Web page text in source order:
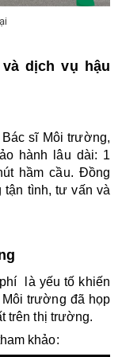
dịch vụ hậu
sĩ Môi trường,
hành lâu dài: 1
hầm cầu. Đồng
tận tình, tư vấn và
là yếu tố khiến
trường đã họp
trên thị trường.
khảo: